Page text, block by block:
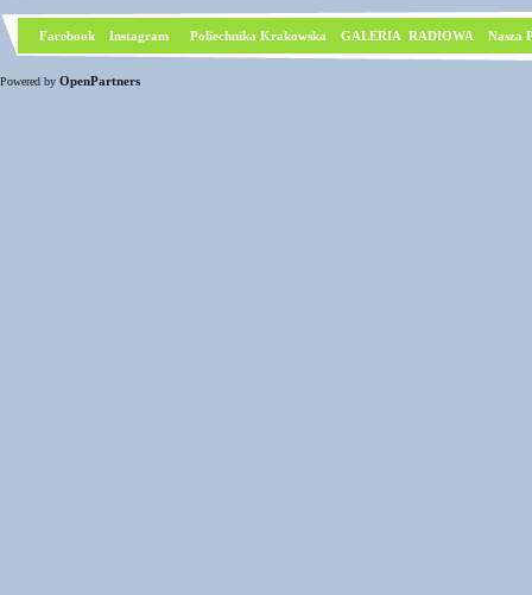
Facebook Instagram Poliechnika Krakowska GALERIA RADIOWA Nasza
Powered by OpenPartners